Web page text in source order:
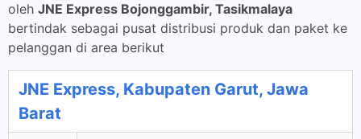
oleh JNE Express Bojonggambir, Tasikmalaya
bertindak sebagai pusat distribusi produk dan paket ke
pelanggan di area berikut
JNE Express, Kabupaten Garut, Jawa
Barat